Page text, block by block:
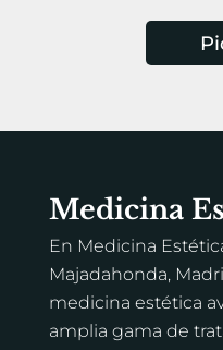
Medicina
En Medicina
Majadahonda,
medicina estética
amplia gama de